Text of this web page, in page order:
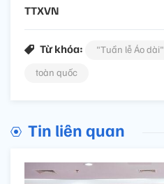
TTXVN
Từ khóa: "Tuần lễ Áo dài"
toàn quốc
Tin liên quan